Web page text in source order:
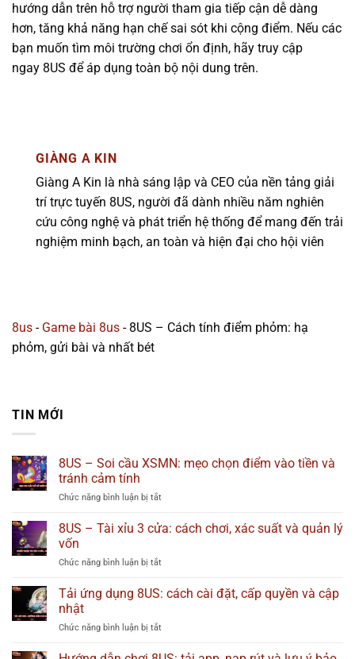
hướng dẫn trên hỗ trợ người tham gia tiếp cận dễ dàng
hơn, tăng khả năng hạn chế sai sót khi cộng điểm. Nếu các
bạn muốn tìm môi trường chơi ổn định, hãy truy cập
ngay 8US để áp dụng toàn bộ nội dung trên.
GIÀNG A KIN
Giàng A Kin là nhà sáng lập và CEO của nền tảng giải
trí trực tuyến 8US, người đã dành nhiều năm nghiên
cứu công nghệ và phát triển hệ thống để mang đến trải
nghiệm minh bạch, an toàn và hiện đại cho hội viên
8us - Game bài 8us - 8US – Cách tính điểm phỏm: hạ
phỏm, gửi bài và nhất bét
TIN MỚI
8US – Soi cầu XSMN: mẹo chọn điểm vào tiền và
tránh cảm tính
Chức năng bình luận bị tắt
–
chọn
8US – Tài xỉu 3 cửa: cách chơi, xác suất và quản lý
vốn
Chức năng bình luận bị tắt
–
Tải ứng dụng 8US: cách cài đặt, cấp quyền và cập
nhật
Chức năng bình luận bị tắt
ứng